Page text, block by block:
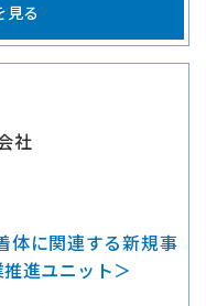
見る
社
体に関連する新規事
進ユニット＞